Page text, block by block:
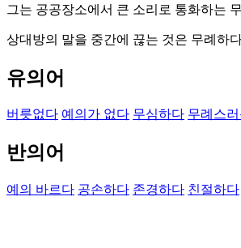
그는 공공장소에서 큰 소리로 통화하는
상대방의 말을 중간에 끊는 것은 무례하
유의어
버릇없다 예의가 없다 무심하다 무례스
반의어
예의 바르다 공손하다 존경하다 친절하다